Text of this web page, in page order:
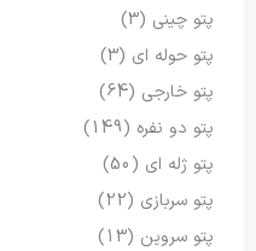
پتو چینی (3)
پتو حوله ای (3)
پتو خارجی (64)
پتو دو نفره (149)
پتو ژله ای (50)
پتو سربازی (22)
پتو سروین (13)